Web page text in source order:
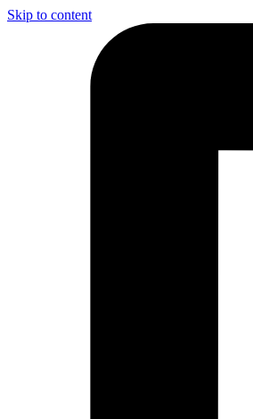
Skip to content